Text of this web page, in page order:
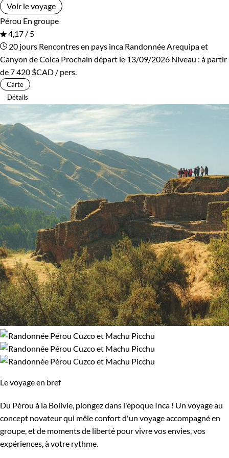
Voir le voyage
Pérou En groupe
4,17 / 5
20 jours Rencontres en pays inca Randonnée Arequipa et
Canyon de Colca Prochain départ le 13/09/2026 Niveau : à partir
de7 420 $CAD / pers.
Carte
Détails
Le voyage en bref
Du Pérou à la Bolivie, plongez dans l'époque Inca ! Un voyage au
concept novateur qui mêle confort d'un voyage accompagné en
groupe, et de moments de liberté pour vivre vos envies, vos
expériences, à votre rythme.